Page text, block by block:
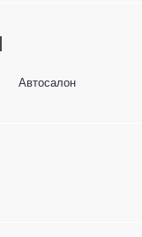
Автосалон